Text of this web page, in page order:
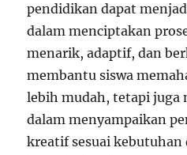
pendidikan dapat
dalam menciptakan
menarik, adaptif, dan
membantu siswa
lebih mudah, tetapi juga
dalam menyampaikan
kreatif sesuai